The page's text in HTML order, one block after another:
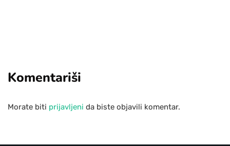
Komentariši
Morate biti prijavljeni da biste objavili komentar.